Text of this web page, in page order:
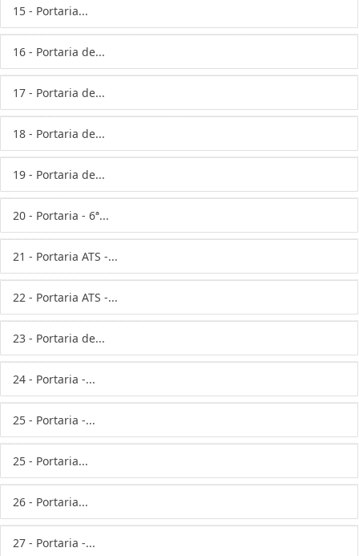
15 - Portaria...
16 - Portaria de...
17 - Portaria de...
18 - Portaria de...
19 - Portaria de...
20 - Portaria - 6ª...
21 - Portaria ATS -...
22 - Portaria ATS -...
23 - Portaria de...
24 - Portaria -...
25 - Portaria -...
25 - Portaria...
26 - Portaria...
27 - Portaria -...